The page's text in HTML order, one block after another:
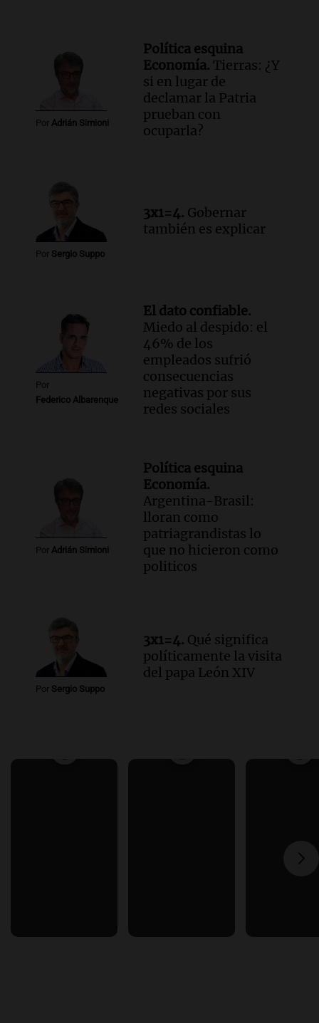
Audio.Violento robo en peluquería de
Córdoba: delincuentes escapados con
dinero y objetos de valor
Panorama Federal
Episodios
Por Adrián Simioni
Política esquina
Economía. Tierras: ¿Y
si en lugar de
declamar la Patria
prueban con
ocuparla?
Por Sergio Suppo
3x1=4. Gobernar
también es explicar
Por
Federico Albarenque
El dato confiable.
Miedo al despido: el
46% de los
empleados sufrió
consecuencias
negativas por sus
redes sociales
Por Adrián Simioni
Política esquina
Economía.
Argentina-Brasil:
lloran como
patriagrandistas lo
que no hicieron como
politicos
Por Sergio Suppo
3x1=4. Qué significa
políticamente la visita
del papa León XIV